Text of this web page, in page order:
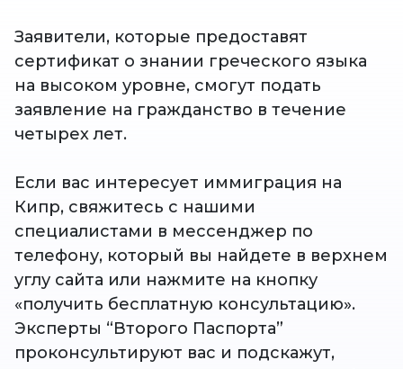
Заявители, которые предоставят
сертификат о знании греческого языка
на высоком уровне, смогут подать
заявление на гражданство в течение
четырех лет.
Если вас интересует иммиграция на
Кипр, свяжитесь с нашими
специалистами в мессенджер по
телефону, который вы найдете в верхнем
углу сайта или нажмите на кнопку
«получить бесплатную консультацию».
Эксперты “Второго Паспорта”
проконсультируют вас и подскажут,